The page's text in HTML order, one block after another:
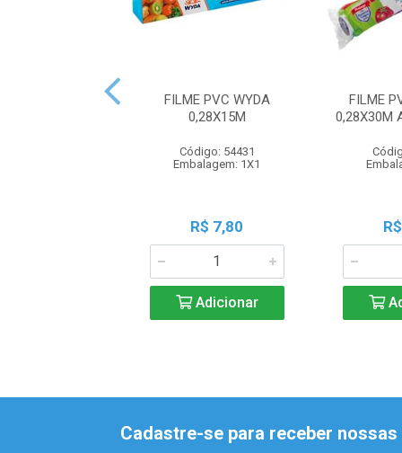
FILME PVC WYDA
0,28X15M
Código: 54431
Embalagem: 1X1
R$ 7,80
Adicionar
FILME
0,28X30M
Cadastre-se para receber